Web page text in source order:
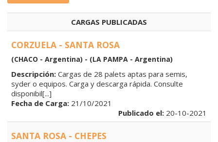
CARGAS PUBLICADAS
CORZUELA - SANTA ROSA
(CHACO - Argentina) - (LA PAMPA - Argentina)
Descripción: Cargas de 28 palets aptas para semis,
syder o equipos. Carga y descarga rápida. Consulte
disponibil[...]
Fecha de Carga: 21/10/2021
Publicado el: 20-10-2021
SANTA ROSA - CHEPES